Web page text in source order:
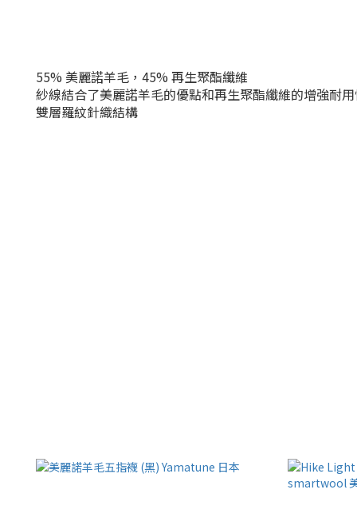
55% 美麗諾羊毛，45% 再生聚酯纖維
紗線結合了美麗諾羊毛的優點和再生聚酯纖維的增強耐
雙層羅紋針織結構